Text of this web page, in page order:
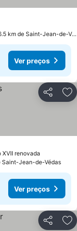
Frontignan, a 16.5 km de Saint-Jean-de-Védas
Ver preços
Partilhar
renovada
Saint-Jean-de-Védas
Ver preços
Partilhar